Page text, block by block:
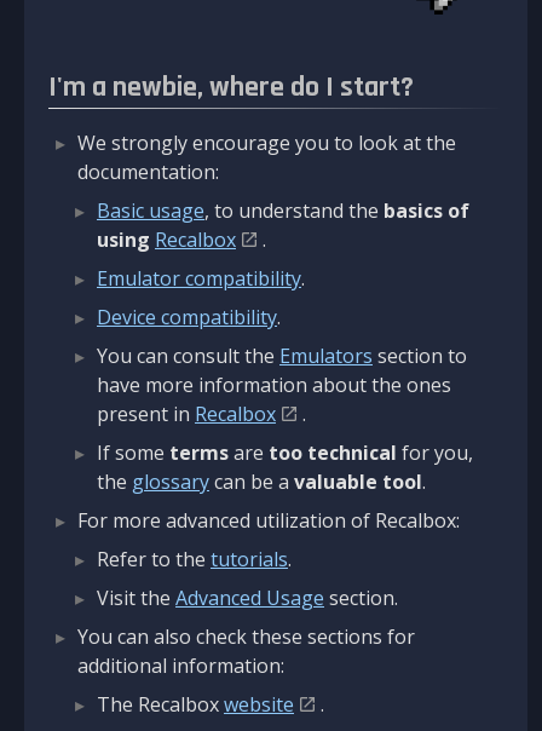
I'm a newbie, where do I start?
We strongly encourage you to look at the
documentation:
Basic usage, to understand the basics of
using Recalbox
.
Emulator compatibility.
Device compatibility.
You can consult the Emulators section to
have more information about the ones
present in Recalbox
.
If some termsare too technical for you,
the glossarycan be a valuable tool.
For more advanced utilization of Recalbox:
Refer to the tutorials.
Visit the Advanced Usage section.
You can also check these sections for
additional information:
The Recalboxwebsite
.